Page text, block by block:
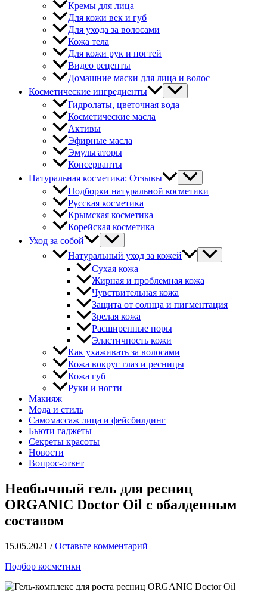
Кремы для лица
Для кожи век и губ
Для ухода за волосами
Кожа тела
Для кожи рук и ногтей
Видео рецепты
Домашние маски для лица и волос
Косметические ингредиенты
Гидролаты, цветочная вода
Косметические масла
Активы
Эфирные масла
Эмульгаторы
Консерванты
Натуральная косметика: Отзывы
Подборки натуральной косметики
Русская косметика
Крымская косметика
Корейская косметика
Уход за собой
Натуральный уход за кожей
Сухая кожа
Жирная и проблемная кожа
Чувствительная кожа
Защита от солнца и пигментация
Зрелая кожа
Расширенные поры
Эластичность кожи
Как ухаживать за волосами
Кожа вокруг глаз и ресницы
Кожа губ
Руки и ногти
Макияж
Мода и стиль
Самомассаж лица и фейсбилдинг
Бьюти гаджеты
Секреты красоты
Новости
Вопрос-ответ
Необычный гель для ресниц
ORGANIC Doctor Oil с обалденным
составом
15.05.2021 /Оставьте комментарий
Подбор косметики